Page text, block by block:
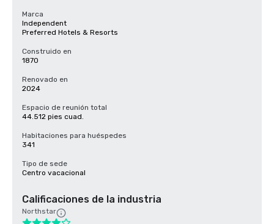
Marca
Independent
Preferred Hotels & Resorts
Construido en
1870
Renovado en
2024
Espacio de reunión total
44.512 pies cuad.
Habitaciones para huéspedes
341
Tipo de sede
Centro vacacional
Calificaciones de la industria
Northstar